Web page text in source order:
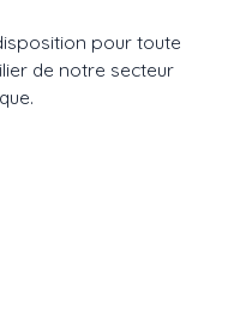
pour toute
de notre secteur